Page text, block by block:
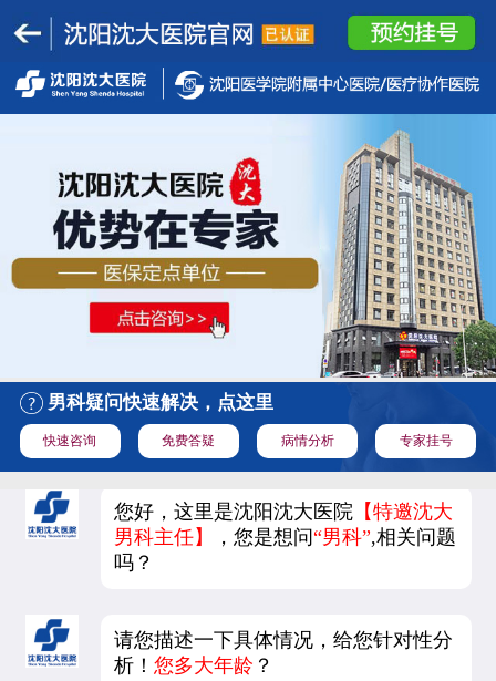
男科疑问快速解决，点这里
快速咨询 免费答疑 病情分析 专家挂号
您好，这里是沈阳沈大医院 【特邀沈大
男科主任】
，您是想问“男科”,相关问题
吗？
请您描述一下具体情况，给您针对性分
析！您多大年龄 ？